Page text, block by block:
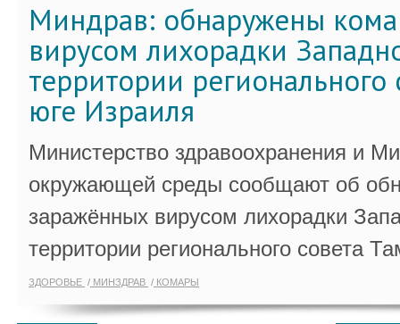
Миндрав: обнаружены
вирусом лихорадки
территории регионального
юге Израиля
Министерство здравоохранения и
окружающей среды сообщают об
заражённых вирусом лихорадки
территории регионального совета
ЗДОРОВЬЕ МИНЗДРАВ КОМАРЫ